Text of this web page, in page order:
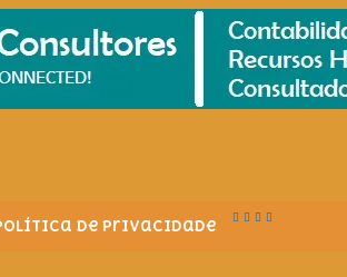
de Privacidade